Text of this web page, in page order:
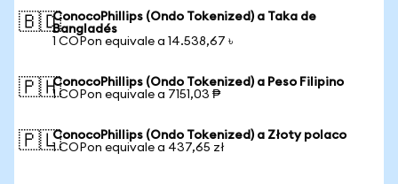
🇧🇩ConocoPhillips (Ondo Tokenized) a Taka de
Bangladés
1 COPon equivale a 14.538,67 ৳
🇵🇭ConocoPhillips (Ondo Tokenized) a Peso Filipino
1 COPon equivale a 7151,03 ₱
🇵🇱ConocoPhillips (Ondo Tokenized) a Złoty polaco
1 COPon equivale a 437,65 zł